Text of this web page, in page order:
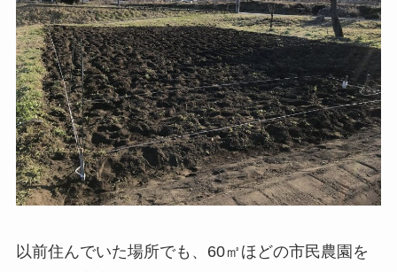
以前住んでいた場所でも、60㎡ほどの市民農園を